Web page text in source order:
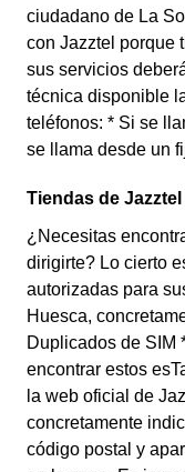
ciudadano de La
con Jazztel porque
sus servicios
técnica disponible
teléfonos: * Si se
se llama desde un
Tiendas de
¿Necesitas
dirigirte? Lo cierto
autorizadas para
Huesca,
Duplicados de SIM
encontrar estos
la web oficial de
concretamente
código postal y